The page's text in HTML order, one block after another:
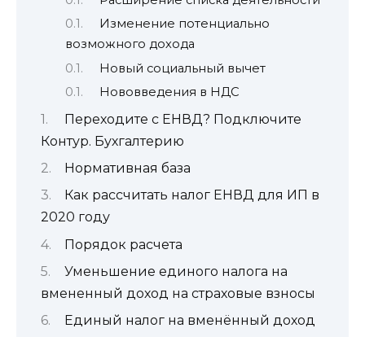
Изменение потенциально
возможного дохода
Новый социальный вычет
Нововведения в НДС
Переходите с ЕНВД? Подключите
Контур. Бухгалтерию
Нормативная база
Как рассчитать налог ЕНВД для ИП в
2020 году
Порядок расчета
Уменьшение единого налога на
вмененный доход на страховые взносы
Единый налог на вменённый доход